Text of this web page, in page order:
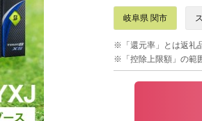
岐阜県 関市
※「還元率」とは返礼
※「控除上限額」の範